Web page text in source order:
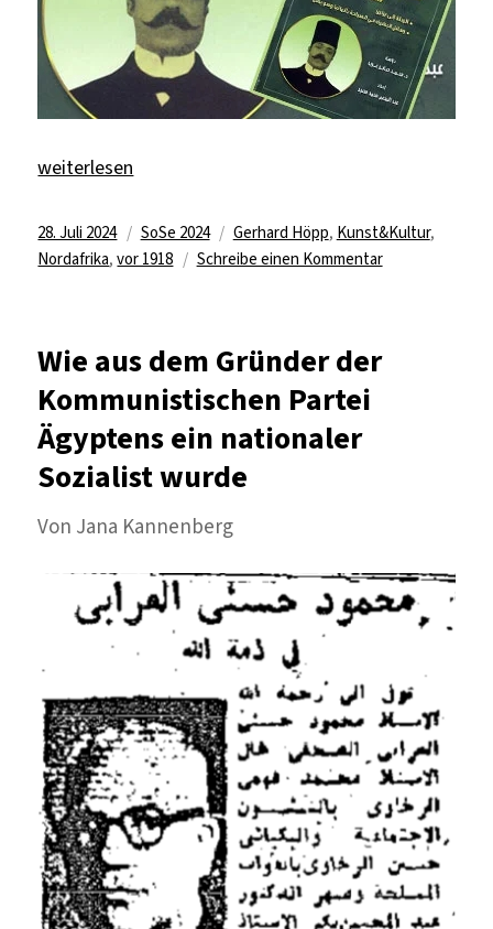
„Die Deutschen wissen es besser, oder Herr Taufiq?“
weiterlesen
Veröffentlicht
am
28. Juli 2024 Kategorien
SoSe 2024 Schlagwörter
Gerhard Höpp, Kunst&Kultur,
Nordafrika,vor 1918 Schreibe einen Kommentarzu
es
Wie aus dem Gründer der
Kommunistischen Partei
Ägyptens ein nationaler
Sozialist wurde
Von Jana Kannenberg